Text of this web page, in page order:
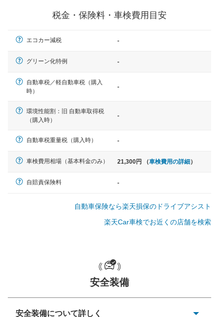
ノア、セレナ、プリウス、カロー
ラ、ステップワゴン など
大型車
クラウン、アルファード、フォレ
カD:5 など
税金・保険料・車検費用目安
エコカー減税 -
グリーン化特例 -
自動車税／軽自動車税（購入
時）
-
環境性能割：旧 自動車取得税
（購入時）
-
自動車税重量税（購入時） -
車検費用相場（基本料金のみ） 21,300円 （車検費用の詳細）
自賠責保険料 -
自動車保険なら楽天損保のドライブアシスト
楽天Car車検でお近くの店舗を検索
安全装備
安全装備について詳しく